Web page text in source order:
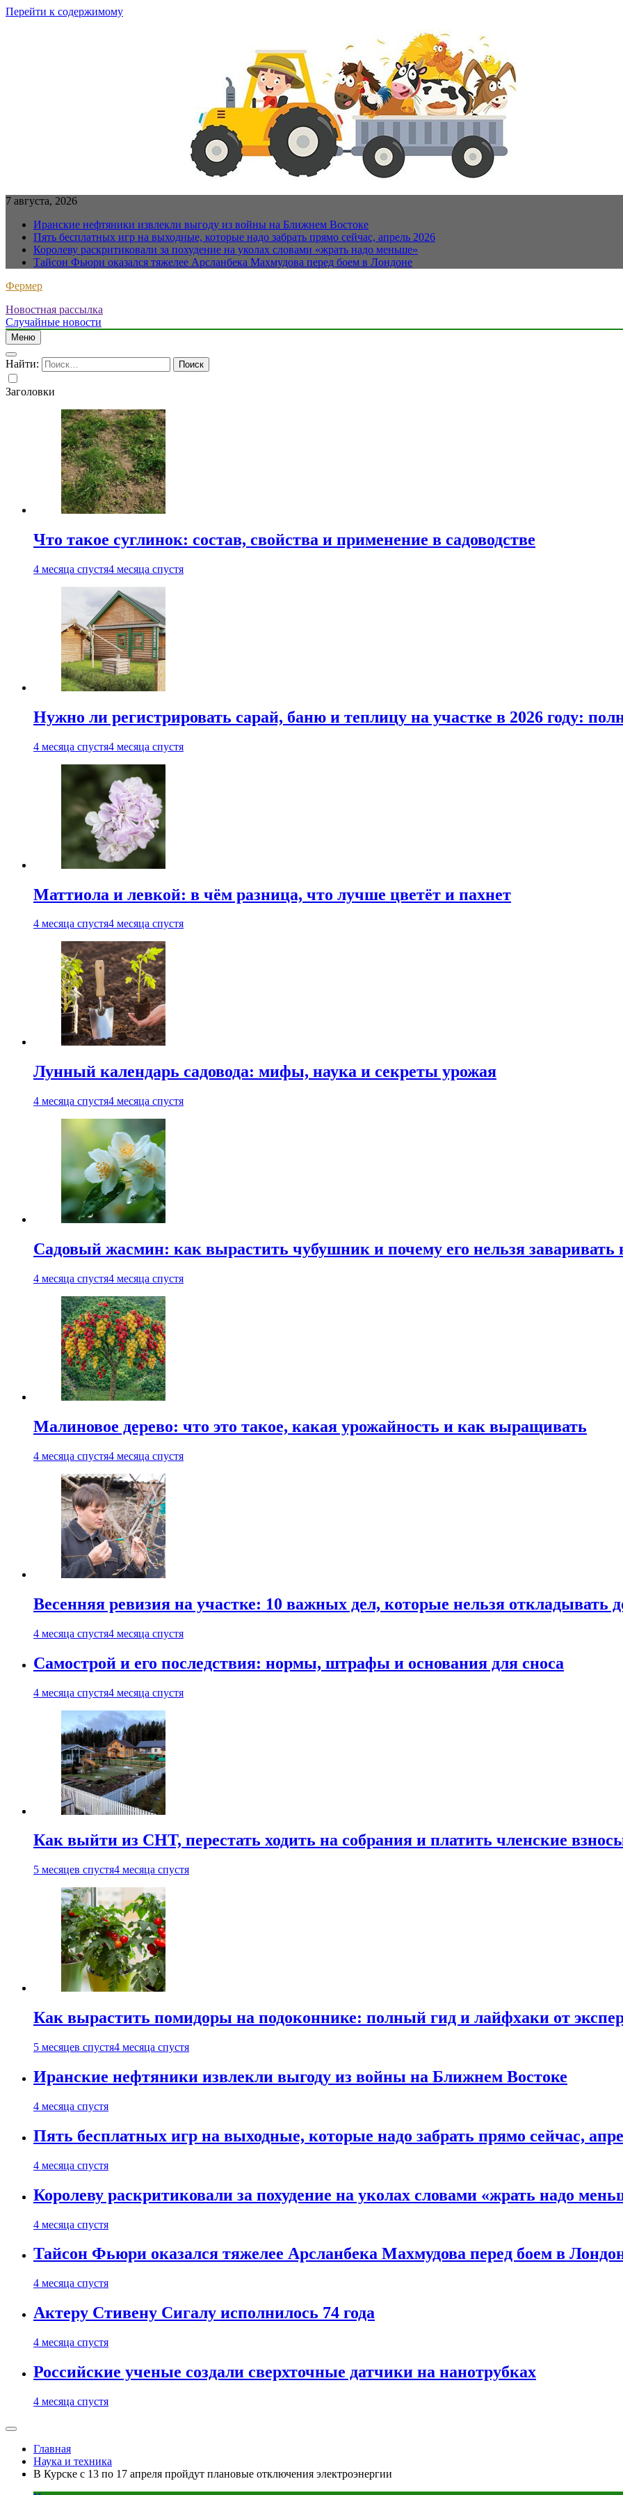
Перейти к содержимому
7 августа, 2026
Иранские нефтяники извлекли выгоду из войны на Ближнем Востоке
Пять бесплатных игр на выходные, которые надо забрать прямо сейчас, апрель 2026
Королеву раскритиковали за похудение на уколах словами «жрать надо меньше»
Тайсон Фьюри оказался тяжелее Арсланбека Махмудова перед боем в Лондоне
Фермер
Новостная рассылка
Случайные новости
Меню
Найти:
Заголовки
Что такое суглинок: состав, свойства и применение в садоводстве
4 месяца спустя4 месяца спустя
Нужно ли регистрировать сарай, баню и теплицу на участке в 2026 году:
4 месяца спустя4 месяца спустя
Маттиола и левкой: в чём разница, что лучше цветёт и пахнет
4 месяца спустя4 месяца спустя
Лунный календарь садовода: мифы, наука и секреты урожая
4 месяца спустя4 месяца спустя
Садовый жасмин: как вырастить чубушник и почему его нельзя заваривать
4 месяца спустя4 месяца спустя
Малиновое дерево: что это такое, какая урожайность и как выращивать
4 месяца спустя4 месяца спустя
Весенняя ревизия на участке: 10 важных дел, которые нельзя откладывать
4 месяца спустя4 месяца спустя
Самострой и его последствия: нормы, штрафы и основания для сноса
4 месяца спустя4 месяца спустя
Как выйти из СНТ, перестать ходить на собрания и платить членские
5 месяцев спустя4 месяца спустя
Как вырастить помидоры на подоконнике: полный гид и лайфхаки от
5 месяцев спустя4 месяца спустя
Иранские нефтяники извлекли выгоду из войны на Ближнем Востоке
4 месяца спустя
Пять бесплатных игр на выходные, которые надо забрать прямо сейчас,
4 месяца спустя
Королеву раскритиковали за похудение на уколах словами «жрать надо
4 месяца спустя
Тайсон Фьюри оказался тяжелее Арсланбека Махмудова перед боем в
4 месяца спустя
Актеру Стивену Сигалу исполнилось 74 года
4 месяца спустя
Российские ученые создали сверхточные датчики на нанотрубках
4 месяца спустя
Главная
Наука и техника
В Курске с 13 по 17 апреля пройдут плановые отключения электроэнергии